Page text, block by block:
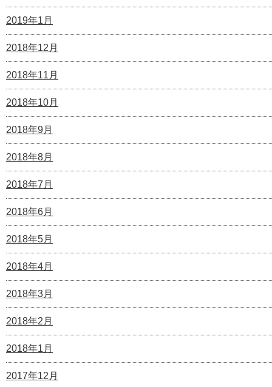
2019年1月
2018年12月
2018年11月
2018年10月
2018年9月
2018年8月
2018年7月
2018年6月
2018年5月
2018年4月
2018年3月
2018年2月
2018年1月
2017年12月